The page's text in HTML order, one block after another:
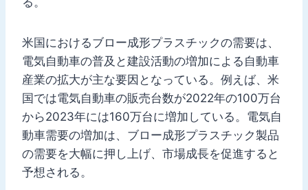
米国におけるブロー成形プラスチックの需要は、
電気自動車の普及と建設活動の増加による自動車
産業の拡大が主な要因となっている。例えば、米
国では電気自動車の販売台数が2022年の100万台
から2023年には160万台に増加している。電気自
動車需要の増加は、ブロー成形プラスチック製品
の需要を大幅に押し上げ、市場成長を促進すると
予想される。